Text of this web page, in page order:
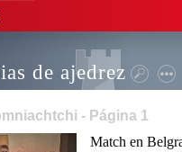
de ajedrez
- Página 1
Match en